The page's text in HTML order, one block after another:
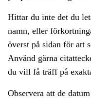
Hittar du inte det du
namn, eller
överst på sidan för att
Använd gärna
du vill få träff på
Observera att de